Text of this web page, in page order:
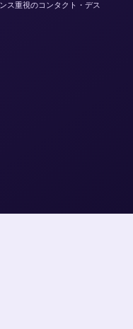
ス重視のコンタクト・デス